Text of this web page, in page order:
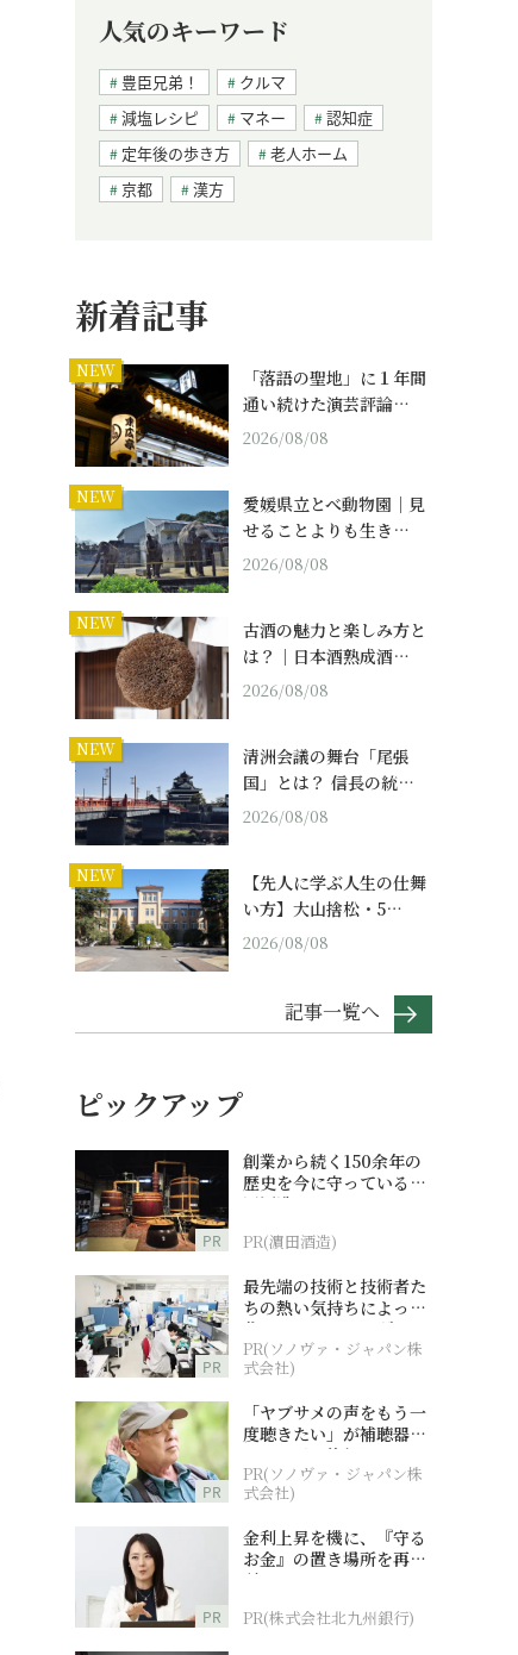
人気のキーワード
豊臣兄弟！
クルマ
減塩レシピ
マネー
認知症
定年後の歩き方
老人ホーム
京都
漢方
新着記事
NEW
「落語の聖地」に１年間
通い続けた演芸評論…
2026/08/08
NEW
愛媛県立とべ動物園｜見
せることよりも生き…
2026/08/08
NEW
古酒の魅力と楽しみ方と
は？｜日本酒熟成酒…
2026/08/08
NEW
清洲会議の舞台「尾張
国」とは？ 信長の統…
2026/08/08
NEW
【先人に学ぶ人生の仕舞
い方】大山捨松・5…
2026/08/08
記事一覧へ
ピックアップ
PR
創業から続く150余年の
歴史を今に守っている濵
田酒造
PR(濵田酒造)
PR
最先端の技術と技術者た
ちの熱い気持ちによって
作られているオーダーメ
イド補聴器
PR(ソノヴァ・ジャパン株
式会社)
PR
「ヤブサメの声をもう一
度聴きたい」が補聴器チ
ャレンジの後押しに
PR(ソノヴァ・ジャパン株
式会社)
PR
金利上昇を機に、『守る
お金』の置き場所を再検
討
PR(株式会社北九州銀行)